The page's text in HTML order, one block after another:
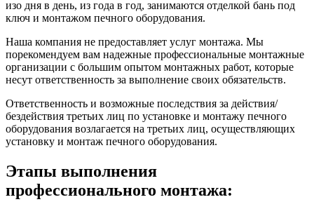
изо дня в день, из года в год, занимаются отделкой бань под
ключ и монтажом печного оборудования.
Наша компания не предоставляет услуг монтажа. Мы
порекомендуем вам надежные профессиональные монтажные
организации с большим опытом монтажных работ, которые
несут ответственность за выполнение своих обязательств.
Ответственность и возможные последствия за действия/
бездействия третьих лиц по установке и монтажу печного
оборудования возлагается на третьих лиц, осуществляющих
установку и монтаж печного оборудования.
Этапы выполнения
профессионального монтажа: